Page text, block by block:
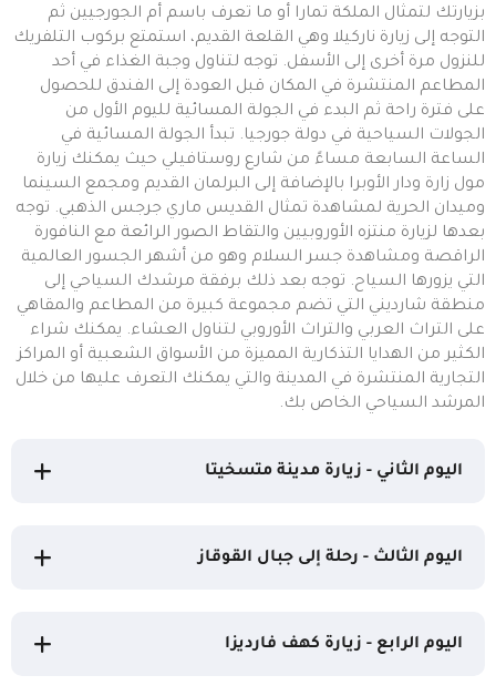
بزيارتك لتمثال الملكة تمارا أو ما تعرف باسم أم الجورجيين ثم
التوجه إلى زيارة ناركيلا وهي القلعة القديم، استمتع بركوب التلفريك
للنزول مرة أخرى إلى الأسفل. توجه لتناول وجبة الغذاء في أحد
المطاعم المنتشرة في المكان قبل العودة إلى الفندق للحصول
على فترة راحة ثم البدء في الجولة المسائية لليوم الأول من
الجولات السياحية في دولة جورجيا. تبدأ الجولة المسائية في
الساعة السابعة مساءً من شارع روستافيلي حيث يمكنك زيارة
مول زارة ودار الأوبرا بالإضافة إلى البرلمان القديم ومجمع السينما
وميدان الحرية لمشاهدة تمثال القديس ماري جرجس الذهبي. توجه
بعدها لزيارة منتزه الأوروبيين والتقاط الصور الرائعة مع النافورة
الراقصة ومشاهدة جسر السلام وهو من أشهر الجسور العالمية
التي يزورها السياح. توجه بعد ذلك برفقة مرشدك السياحي إلى
منطقة شارديني التي تضم مجموعة كبيرة من المطاعم والمقاهي
على التراث العربي والتراث الأوروبي لتناول العشاء. يمكنك شراء
الكثير من الهدايا التذكارية المميزة من الأسواق الشعبية أو المراكز
التجارية المنتشرة في المدينة والتي يمكنك التعرف عليها من خلال
المرشد السياحي الخاص بك.
اليوم الثاني - زيارة مدينة متسخيتا
اليوم الثالث - رحلة إلى جبال القوقاز
اليوم الرابع - زيارة كهف فارديزا